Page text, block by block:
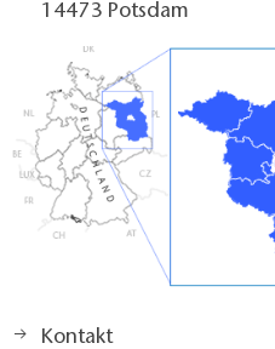
14473 Potsdam
Kontakt